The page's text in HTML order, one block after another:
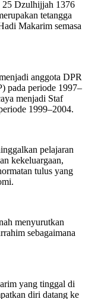
25 Dzulhijjah 1376
tetangga
Makarim semasa
anggota DPR
pada periode 1997–
menjadi Staf
1999–2004.
pelajaran
kekeluargaan,
tulus yang
menyurutkan
sebagaimana
yang tinggal di
diri datang ke